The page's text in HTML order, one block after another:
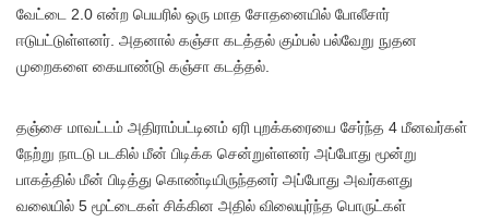
வேட்டை 2.0 என்ற பெயரில் ஒரு மாத சோதனையில் போலீசார்
ஈடுபட்டுள்ளனர். அதனால் கஞ்சா கடத்தல் கும்பல் பல்வேறு நுதன
முறைகளை கையாண்டு கஞ்சா கடத்தல்.
தஞ்சை மாவட்டம் அதிராம்பட்டினம் ஏரி புறக்கரையை சேர்ந்த 4 மீனவர்கள்
நேற்று நாடடு படகில் மீன் பிடிக்க சென்றுள்ளனர் அப்போது மூன்று
பாகத்தில் மீன் பிடித்து கொண்டியிருந்தனர் அப்போது அவர்களது
வலையில் 5 மூட்டைகள் சிக்கின அதில் விலையுர்ந்த பொருட்கள்